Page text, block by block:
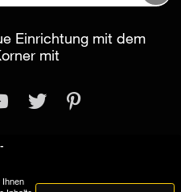
Einrichtung mit dem
mit
Ihnen